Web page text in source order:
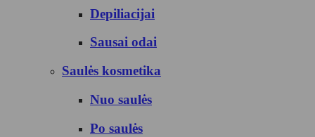
Depiliacijai
Sausai odai
Saulės kosmetika
Nuo saulės
Po saulės